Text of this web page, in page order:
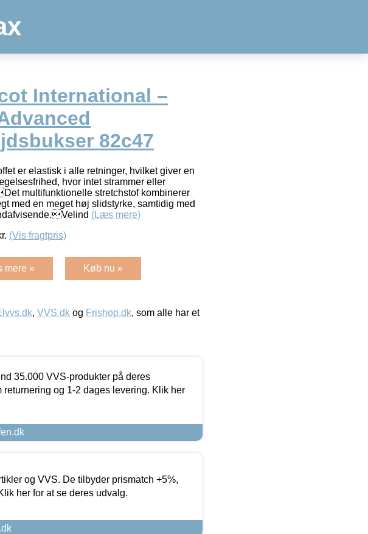
International –
82c47
er elastisk i alle retninger, hvilket giver en
hvor intet strammer eller
multifunktionelle stretchstof kombinerer
med en meget høj slidstyrke, samtidig med
(Læs mere)
(Vis fragtpris)
mere » Køb nu »
, VVS.dk og Frishop.dk, som alle har et
35.000 VVS-produkter på deres
og 1-2 dages levering. Klik her
og VVS. De tilbyder prismatch +5%,
her for at se deres udvalg.